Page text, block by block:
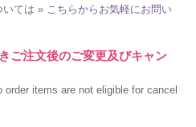
ては » こちらからお気軽にお問い
ご注文後のご変更及びキャン
items are not eligible for cancel